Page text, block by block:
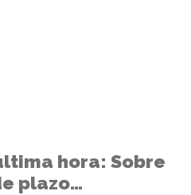
hora: Sobre
plazo